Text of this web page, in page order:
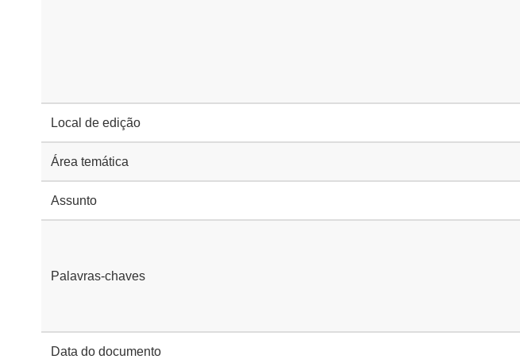
Local de edição
Área temática
Assunto
Palavras-chaves
Data do documento